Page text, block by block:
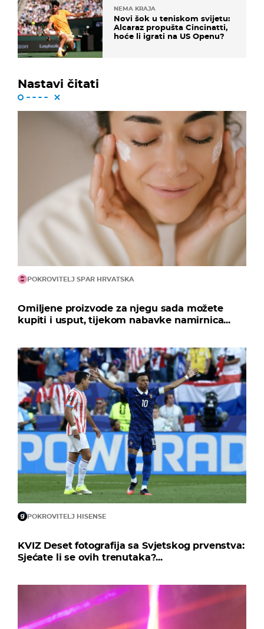
NEMA KRAJA
Novi šok u teniskom svijetu:
Alcaraz propušta Cincinatti,
hoće li igrati na US Openu?
Nastavi čitati
POKROVITELJ SPAR HRVATSKA
Omiljene proizvode za njegu sada možete
kupiti i usput, tijekom nabavke namirnica...
POKROVITELJ HISENSE
KVIZ Deset fotografija sa Svjetskog prvenstva:
Sjećate li se ovih trenutaka?...